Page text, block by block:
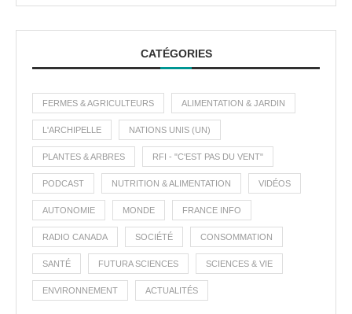
CATÉGORIES
FERMES & AGRICULTEURS ALIMENTATION & JARDIN
L'ARCHIPELLE NATIONS UNIS (UN)
PLANTES & ARBRES RFI - "C'EST PAS DU VENT"
PODCAST NUTRITION & ALIMENTATION VIDÉOS
AUTONOMIE MONDE FRANCE INFO
RADIO CANADA SOCIÉTÉ CONSOMMATION
SANTÉ FUTURA SCIENCES SCIENCES & VIE
ENVIRONNEMENT ACTUALITÉS